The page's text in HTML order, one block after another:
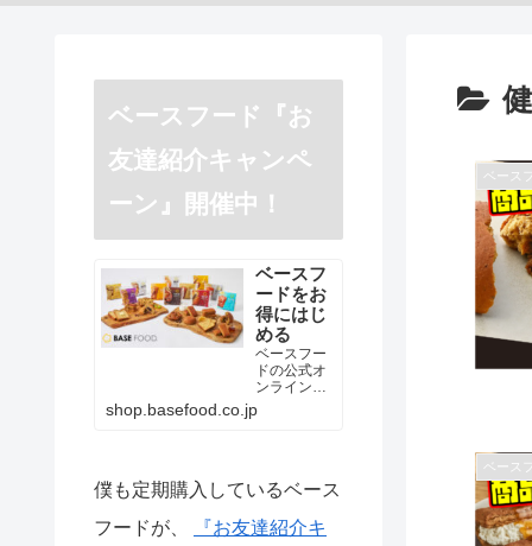
ベース
ベース
ベースフード『お
友達紹介キャンペ
ーン』開催中！
ベースフ
ードをお
得にはじ
める
ベースフー
ドの公式オ
ンラインシ
全栄養の
タ）、BASE
BREAD（ベ
ースブレッ
ド）を好評
shop.basefood.co.jp
僕も定期購入しているベース
フードが、
『お友達紹介キ